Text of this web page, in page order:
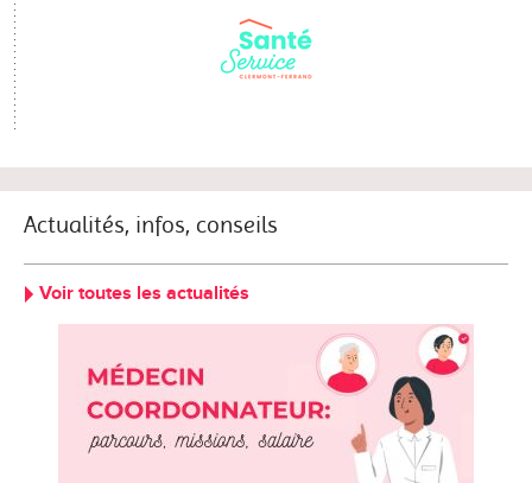
Actualités, infos, conseils
Voir toutes les actualités